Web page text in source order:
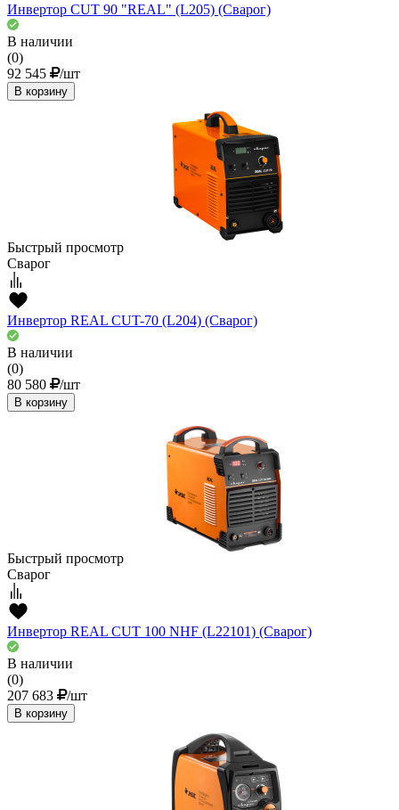
Инвертор CUT 90 "REAL" (L205) (Сварог)
В наличии
(0)
92 545
/шт
В корзину
Быстрый просмотр
Сварог
Инвертор REAL CUT-70 (L204) (Сварог)
В наличии
(0)
80 580
/шт
В корзину
Быстрый просмотр
Сварог
Инвертор REAL CUT 100 NHF (L22101) (Сварог)
В наличии
(0)
207 683
/шт
В корзину